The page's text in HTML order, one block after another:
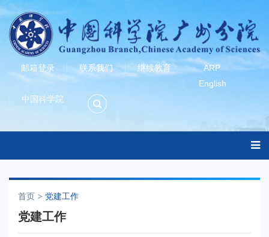
邮箱登录 联系我们 继续教育
ARP
English
中国科学院
首页 党建工作
党建工作